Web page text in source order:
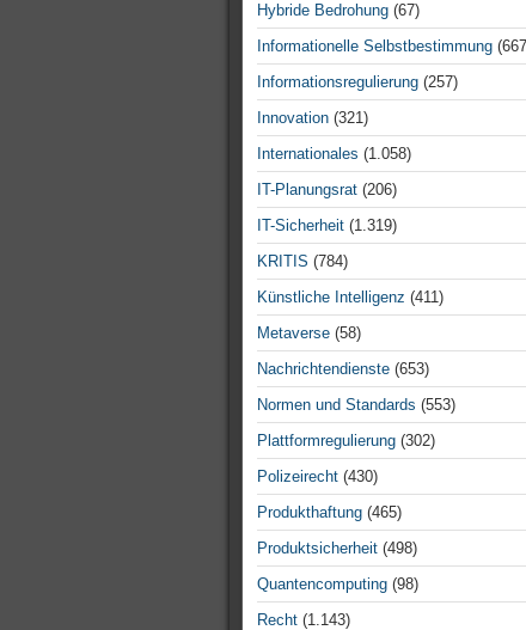
Hybride Bedrohung (67)
Informationelle Selbstbestimmung
Informationsregulierung (257)
Innovation (321)
Internationales (1.058)
IT-Planungsrat (206)
IT-Sicherheit (1.319)
KRITIS (784)
Künstliche Intelligenz (411)
Metaverse (58)
Nachrichtendienste (653)
Normen und Standards (553)
Plattformregulierung (302)
Polizeirecht (430)
Produkthaftung (465)
Produktsicherheit (498)
Quantencomputing (98)
Recht (1.143)